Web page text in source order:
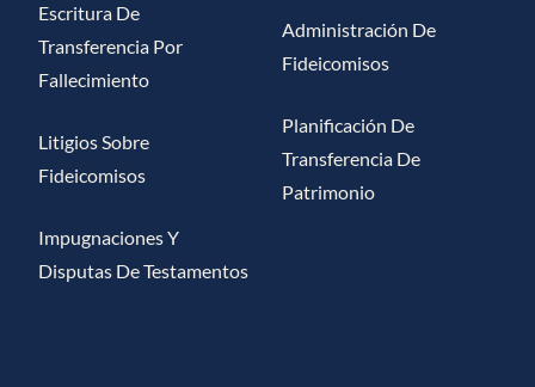
Escritura De
Transferencia Por
Fallecimiento
Administración De
Fideicomisos
Litigios Sobre
Fideicomisos
Planificación De
Transferencia De
Patrimonio
Impugnaciones Y
Disputas De Testamentos